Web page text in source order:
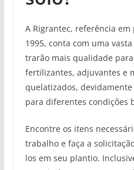
A Rigrantec, referência
1995, conta com uma
trarão mais qualidade
fertilizantes, adjuvantes e
quelatizados,
para diferentes condições
Encontre os itens
trabalho e faça a
los em seu plantio.